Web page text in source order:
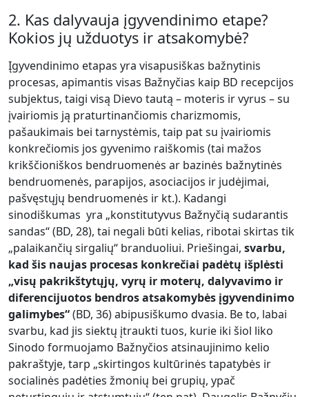
2. Kas dalyvauja įgyvendinimo etape?
Kokios jų užduotys ir atsakomybė?
Įgyvendinimo etapas yra visapusiškas bažnytinis
procesas, apimantis visas Bažnyčias kaip BD recepcijos
subjektus, taigi visą Dievo tautą – moteris ir vyrus – su
įvairiomis ją praturtinančiomis charizmomis,
pašaukimais bei tarnystėmis, taip pat su įvairiomis
konkrečiomis jos gyvenimo raiškomis (tai mažos
krikščioniškos bendruomenės ar bazinės bažnytinės
bendruomenės, parapijos, asociacijos ir judėjimai,
pašvęstųjų bendruomenės ir kt.). Kadangi
sinodiškumas yra „konstitutyvus Bažnyčią sudarantis
sandas“ (BD, 28), tai negali būti kelias, ribotai skirtas tik
„palaikančių sirgalių“ branduoliui. Priešingai, svarbu,
kad šis naujas procesas konkrečiai padėtų išplėsti
„visų pakrikštytųjų, vyrų ir moterų, dalyvavimo ir
diferencijuotos bendros atsakomybės įgyvendinimo
galimybes“(BD, 36) abipusiškumo dvasia. Be to, labai
svarbu, kad jis siektų įtraukti tuos, kurie iki šiol liko
Sinodo formuojamo Bažnyčios atsinaujinimo kelio
pakraštyje, tarp „skirtingos kultūrinės tapatybės ir
socialinės padėties žmonių bei grupių, ypač